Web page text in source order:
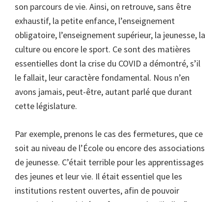
son parcours de vie. Ainsi, on retrouve, sans être
exhaustif, la petite enfance, l’enseignement
obligatoire, l’enseignement supérieur, la jeunesse, la
culture ou encore le sport. Ce sont des matières
essentielles dont la crise du COVID a démontré, s’il
le fallait, leur caractère fondamental. Nous n’en
avons jamais, peut-être, autant parlé que durant
cette législature.
Par exemple, prenons le cas des fermetures, que ce
soit au niveau de l’École ou encore des associations
de jeunesse. C’était terrible pour les apprentissages
des jeunes et leur vie. Il était essentiel que les
institutions restent ouvertes, afin de pouvoir